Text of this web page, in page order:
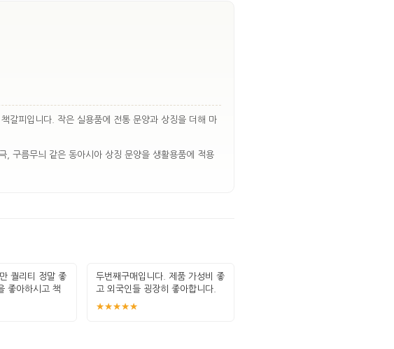
갈피입니다. 작은 실용품에 전통 문양과 상징을 더해 마
구름무늬 같은 동아시아 상징 문양을 생활용품에 적용
퀄리티 정말 좋
좋아하시고 책
두번째구매입니다. 제품 가성비 좋
고 외국인들 굉장히 좋아합니다.
안전하게
★★★★★